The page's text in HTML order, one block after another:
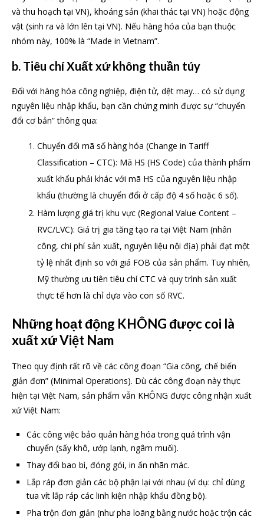
và thu hoạch tại VN), khoáng sản (khai thác tại VN) hoặc động
vật (sinh ra và lớn lên tại VN). Nếu hàng hóa của bạn thuộc
nhóm này, 100% là “Made in Vietnam”.
b. Tiêu chí Xuất xứ không thuần túy
Đối với hàng hóa công nghiệp, điện tử, dệt may… có sử dụng
nguyên liệu nhập khẩu, bạn cần chứng minh được sự “chuyển
đổi cơ bản” thông qua:
Chuyển đổi mã số hàng hóa (Change in Tariff
Classification – CTC): Mã HS (HS Code) của thành phẩm
xuất khẩu phải khác với mã HS của nguyên liệu nhập
khẩu (thường là chuyển đổi ở cấp độ 4 số hoặc 6 số).
Hàm lượng giá trị khu vực (Regional Value Content –
RVC/LVC): Giá trị gia tăng tạo ra tại Việt Nam (nhân
công, chi phí sản xuất, nguyên liệu nội địa) phải đạt một
tỷ lệ nhất định so với giá FOB của sản phẩm. Tuy nhiên,
Mỹ thường ưu tiên tiêu chí CTC và quy trình sản xuất
thực tế hơn là chỉ dựa vào con số RVC.
Những hoạt động KHÔNG được coi là
xuất xứ Việt Nam
Theo quy định rất rõ về các công đoạn “Gia công, chế biến
giản đơn” (Minimal Operations). Dù các công đoạn này thực
hiện tại Việt Nam, sản phẩm vẫn KHÔNG được công nhận xuất
xứ Việt Nam:
Các công việc bảo quản hàng hóa trong quá trình vận
chuyển (sấy khô, ướp lạnh, ngâm muối).
Thay đổi bao bì, đóng gói, in ấn nhãn mác.
Lắp ráp đơn giản các bộ phận lại với nhau (ví dụ: chỉ dùng
tua vít lắp ráp các linh kiện nhập khẩu đồng bộ).
Pha trộn đơn giản (như pha loãng bằng nước hoặc trộn các